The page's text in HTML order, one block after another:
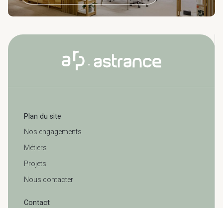
Plan du site
Nos engagements
Métiers
Projets
Nous contacter
Contact